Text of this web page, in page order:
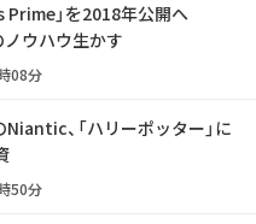
Prime」を2018年公開へ
ノウハウ生かす
08分
Niantic、「ハリーポッター」に
50分